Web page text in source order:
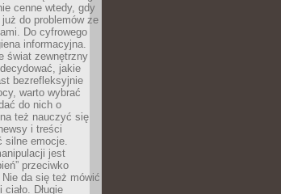
cenne wtedy, gdy
już do problemów ze
Do cyfrowego
informacyjna.
świat zewnętrzny
jakie
bezrefleksyjnie
warto wybrać
do nich o
też nauczyć się
i treści
silne emocje.
jest
przeciwko
da się też mówić
Długie